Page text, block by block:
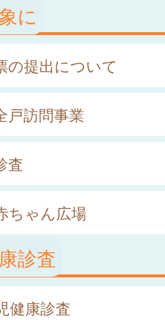
に
の提出について
戸訪問事業
査
ちゃん広場
診査
健康診査